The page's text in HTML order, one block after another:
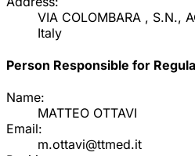
VIA COLOMBARA , S.N.,
Italy
Person Responsible for
Name:
MATTEO OTTAVI
Email:
m.ottavi@ttmed.it